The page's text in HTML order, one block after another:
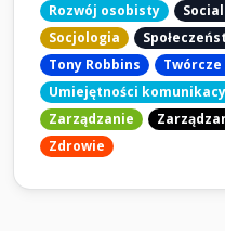
Rozwój osobisty
Socjologia
Tony Robbins
Umiejętności
Zarządzanie
Zdrowie